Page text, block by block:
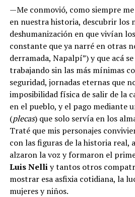
—Me conmovió, como siempre
en nuestra historia, descubrir los
deshumanización en que vivían
constante que ya narré en otras
derramada, Napalpí”) y que acá
trabajando sin las más mínimas
seguridad, jornadas eternas que
imposibilidad física de salir de la
en el pueblo, y el pago mediante
(plecas) que solo servía en los
Traté que mis personajes
con las figuras de la historia real,
alzaron la voz y formaron el
Luis Nelliy tantos otros
mostrar esa asfixia cotidiana, la
mujeres y niños.